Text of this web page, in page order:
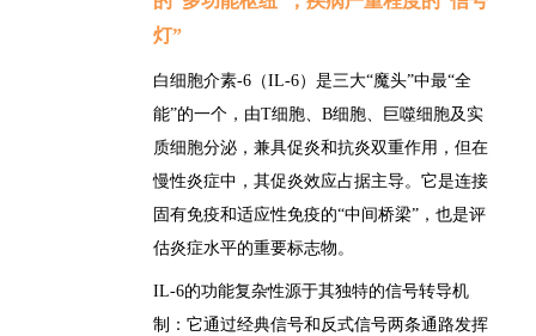
灯”
白细胞介素-6（IL-6）是三大“魔头”中最“全
能”的一个，由T细胞、B细胞、巨噬细胞及实
质细胞分泌，兼具促炎和抗炎双重作用，但在
慢性炎症中，其促炎效应占据主导 。它是连接
固有免疫和适应性免疫的“中间桥梁”，也是评
估炎症水平的重要标志物。
IL-6的功能复杂性源于其独特的信号转导机
制： 它通过经典信号和反式信号两条通路发挥